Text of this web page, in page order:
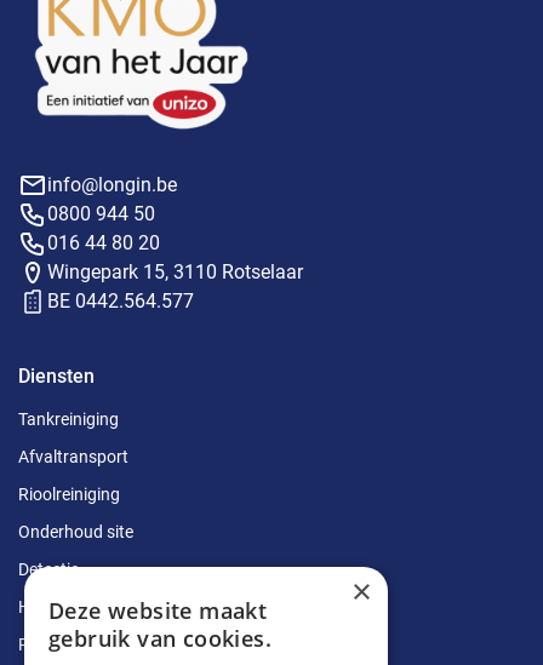
info@longin.be
0800 944 50
016 44 80 20
Wingepark 15, 3110 Rotselaar
BE 0442.564.577
Diensten
Tankreiniging
Afvaltransport
Rioolreiniging
Onderhoud site
Detectie
Herstellingen
Ruimingen
×
Deze website maakt
gebruik van cookies.